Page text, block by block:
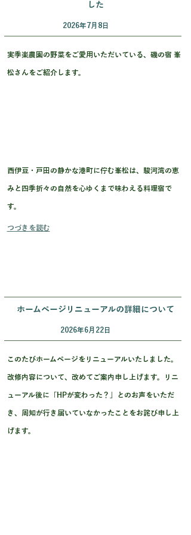
した
2026年7月8日
実季楽農園の野菜をご愛用いただいている、 磯の宿 峯
松 さんをご紹介します。
西伊豆・戸田の静かな港町に佇む峯松は、駿河湾の恵
みと四季折々の自然を心ゆくまで味わえる料理宿で
す。
つづきを読む
ホームページリニューアルの詳細について
2026年6月22日
このたびホームページをリニューアルいたしました。
改修内容について、改めてご案内申し上げます。リニ
ューアル後に「HPが変わった？」とのお声をいただ
き、周知が行き届いていなかったことをお詫び申し上
げます。